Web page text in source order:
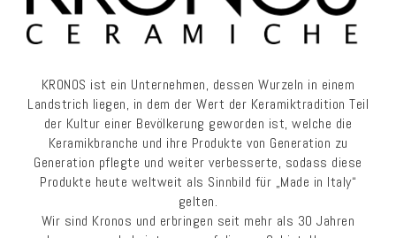
KRONOS ist ein Unternehmen, dessen Wurzeln in einem
Landstrich liegen, in dem der Wert der Keramiktradition Teil
der Kultur einer Bevölkerung geworden ist, welche die
Keramikbranche und ihre Produkte von Generation zu
Generation pflegte und weiter verbesserte, sodass diese
Produkte heute weltweit als Sinnbild für „Made in Italy“
gelten.
Wir sind Kronos und erbringen seit mehr als 30 Jahren